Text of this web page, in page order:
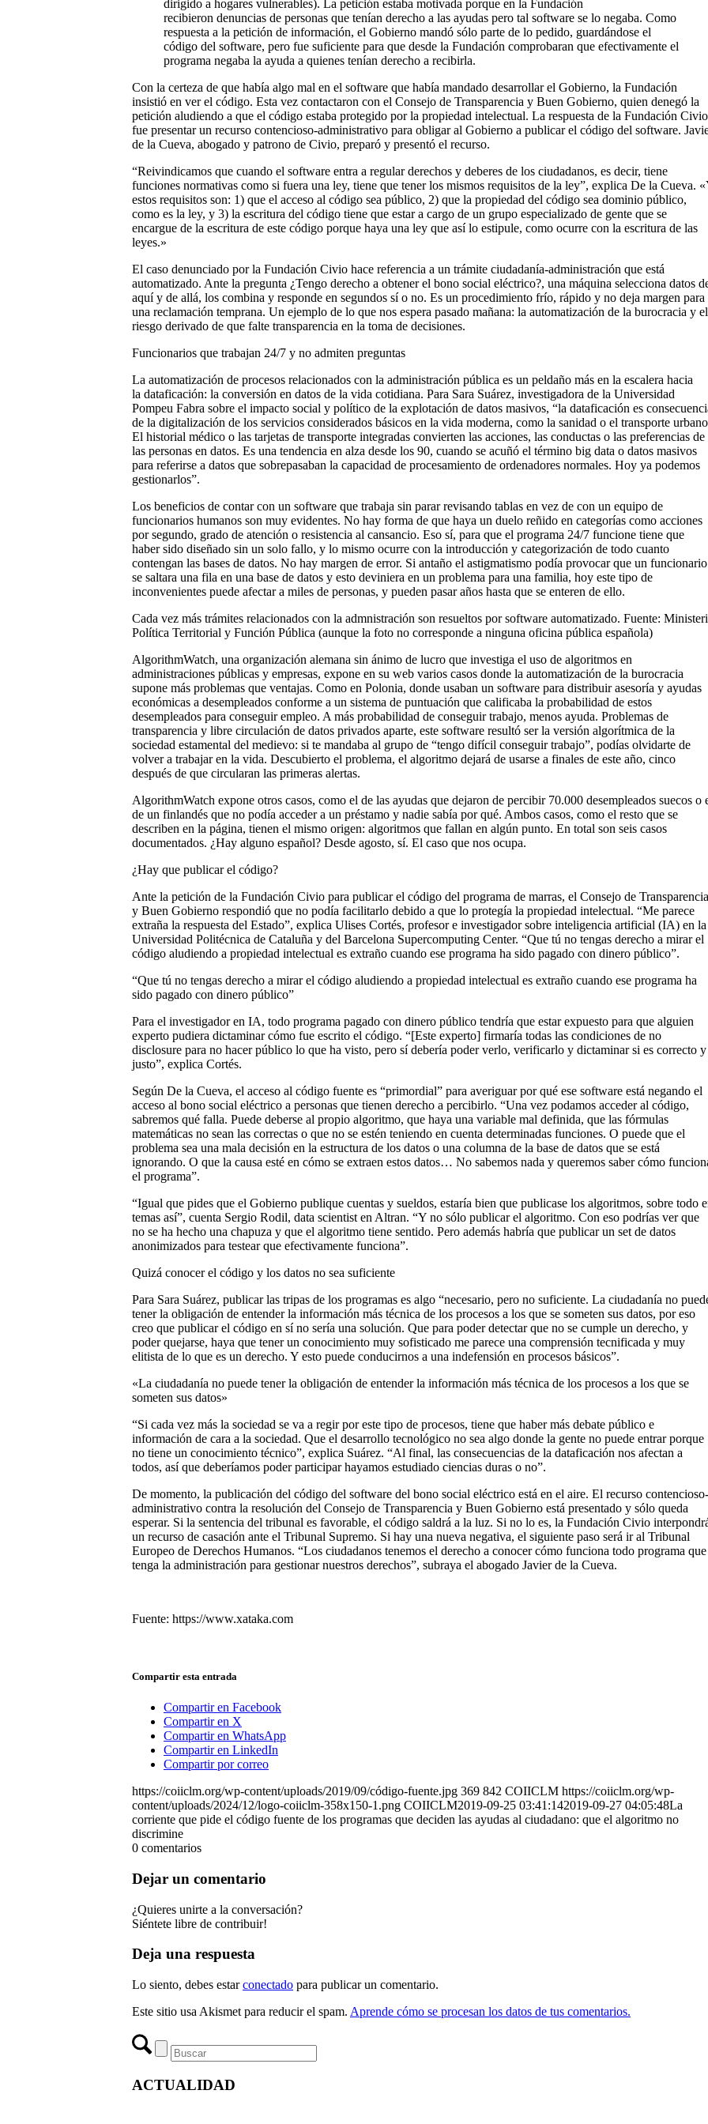
dirigido a hogares vulnerables). La petición estaba motivada porque en la Fundación
recibieron denuncias de personas que tenían derecho a las ayudas pero tal software se lo negaba. Como
respuesta a la petición de información, el Gobierno mandó sólo parte de lo pedido, guardándose el
código del software, pero fue suficiente para que desde la Fundación comprobaran que efectivamente el
programa negaba la ayuda a quienes tenían derecho a recibirla.
Con la certeza de que había algo mal en el software que había mandado desarrollar el Gobierno, la Fundación
insistió en ver el código. Esta vez contactaron con el Consejo de Transparencia y Buen Gobierno, quien denegó la
petición aludiendo a que el código estaba protegido por la propiedad intelectual. La respuesta de la Fundación Civio
fue presentar un recurso contencioso-administrativo para obligar al Gobierno a publicar el código del software.
de la Cueva, abogado y patrono de Civio, preparó y presentó el recurso.
“Reivindicamos que cuando el software entra a regular derechos y deberes de los ciudadanos, es decir, tiene
funciones normativas como si fuera una ley, tiene que tener los mismos requisitos de la ley”, explica De la Cueva.
estos requisitos son: 1) que el acceso al código sea público, 2) que la propiedad del código sea dominio público,
como es la ley, y 3) la escritura del código tiene que estar a cargo de un grupo especializado de gente que se
encargue de la escritura de este código porque haya una ley que así lo estipule, como ocurre con la escritura de las
leyes.»
El caso denunciado por la Fundación Civio hace referencia a un trámite ciudadanía-administración que está
automatizado. Ante la pregunta ¿Tengo derecho a obtener el bono social eléctrico?, una máquina selecciona datos
aquí y de allá, los combina y responde en segundos sí o no. Es un procedimiento frío, rápido y no deja margen para
una reclamación temprana. Un ejemplo de lo que nos espera pasado mañana: la automatización de la burocracia y el
riesgo derivado de que falte transparencia en la toma de decisiones.
Funcionarios que trabajan 24/7 y no admiten preguntas
La automatización de procesos relacionados con la administración pública es un peldaño más en la escalera hacia
la dataficación: la conversión en datos de la vida cotidiana. Para Sara Suárez, investigadora de la Universidad
Pompeu Fabra sobre el impacto social y político de la explotación de datos masivos, “la dataficación es
de la digitalización de los servicios considerados básicos en la vida moderna, como la sanidad o el transporte
El historial médico o las tarjetas de transporte integradas convierten las acciones, las conductas o las preferencias de
las personas en datos. Es una tendencia en alza desde los 90, cuando se acuñó el término big data o datos masivos
para referirse a datos que sobrepasaban la capacidad de procesamiento de ordenadores normales. Hoy ya podemos
gestionarlos”.
Los beneficios de contar con un software que trabaja sin parar revisando tablas en vez de con un equipo de
funcionarios humanos son muy evidentes. No hay forma de que haya un duelo reñido en categorías como acciones
por segundo, grado de atención o resistencia al cansancio. Eso sí, para que el programa 24/7 funcione tiene que
haber sido diseñado sin un solo fallo, y lo mismo ocurre con la introducción y categorización de todo cuanto
contengan las bases de datos. No hay margen de error. Si antaño el astigmatismo podía provocar que un funcionario
se saltara una fila en una base de datos y esto deviniera en un problema para una familia, hoy este tipo de
inconvenientes puede afectar a miles de personas, y pueden pasar años hasta que se enteren de ello.
Cada vez más trámites relacionados con la admnistración son resueltos por software automatizado. Fuente:
Política Territorial y Función Pública (aunque la foto no corresponde a ninguna oficina pública española)
AlgorithmWatch, una organización alemana sin ánimo de lucro que investiga el uso de algoritmos en
administraciones públicas y empresas, expone en su web varios casos donde la automatización de la burocracia
supone más problemas que ventajas. Como en Polonia, donde usaban un software para distribuir asesoría y ayudas
económicas a desempleados conforme a un sistema de puntuación que calificaba la probabilidad de estos
desempleados para conseguir empleo. A más probabilidad de conseguir trabajo, menos ayuda. Problemas de
transparencia y libre circulación de datos privados aparte, este software resultó ser la versión algorítmica de la
sociedad estamental del medievo: si te mandaba al grupo de “tengo difícil conseguir trabajo”, podías olvidarte de
volver a trabajar en la vida. Descubierto el problema, el algoritmo dejará de usarse a finales de este año, cinco
después de que circularan las primeras alertas.
AlgorithmWatch expone otros casos, como el de las ayudas que dejaron de percibir 70.000 desempleados suecos o
de un finlandés que no podía acceder a un préstamo y nadie sabía por qué. Ambos casos, como el resto que se
describen en la página, tienen el mismo origen: algoritmos que fallan en algún punto. En total son seis casos
documentados. ¿Hay alguno español? Desde agosto, sí. El caso que nos ocupa.
¿Hay que publicar el código?
Ante la petición de la Fundación Civio para publicar el código del programa de marras, el Consejo de Transparencia
y Buen Gobierno respondió que no podía facilitarlo debido a que lo protegía la propiedad intelectual. “Me parece
extraña la respuesta del Estado”, explica Ulises Cortés, profesor e investigador sobre inteligencia artificial (IA) en la
Universidad Politécnica de Cataluña y del Barcelona Supercomputing Center. “Que tú no tengas derecho a mirar el
código aludiendo a propiedad intelectual es extraño cuando ese programa ha sido pagado con dinero público”.
“Que tú no tengas derecho a mirar el código aludiendo a propiedad intelectual es extraño cuando ese programa ha
sido pagado con dinero público”
Para el investigador en IA, todo programa pagado con dinero público tendría que estar expuesto para que alguien
experto pudiera dictaminar cómo fue escrito el código. “[Este experto] firmaría todas las condiciones de no
disclosure para no hacer público lo que ha visto, pero sí debería poder verlo, verificarlo y dictaminar si es correcto y
justo”, explica Cortés.
Según De la Cueva, el acceso al código fuente es “primordial” para averiguar por qué ese software está negando el
acceso al bono social eléctrico a personas que tienen derecho a percibirlo. “Una vez podamos acceder al código,
sabremos qué falla. Puede deberse al propio algoritmo, que haya una variable mal definida, que las fórmulas
matemáticas no sean las correctas o que no se estén teniendo en cuenta determinadas funciones. O puede que el
problema sea una mala decisión en la estructura de los datos o una columna de la base de datos que se está
ignorando. O que la causa esté en cómo se extraen estos datos… No sabemos nada y queremos saber cómo
el programa”.
“Igual que pides que el Gobierno publique cuentas y sueldos, estaría bien que publicase los algoritmos, sobre todo
temas así”, cuenta Sergio Rodil, data scientist en Altran. “Y no sólo publicar el algoritmo. Con eso podrías ver que
no se ha hecho una chapuza y que el algoritmo tiene sentido. Pero además habría que publicar un set de datos
anonimizados para testear que efectivamente funciona”.
Quizá conocer el código y los datos no sea suficiente
Para Sara Suárez, publicar las tripas de los programas es algo “necesario, pero no suficiente. La ciudadanía no
tener la obligación de entender la información más técnica de los procesos a los que se someten sus datos, por eso
creo que publicar el código en sí no sería una solución. Que para poder detectar que no se cumple un derecho, y
poder quejarse, haya que tener un conocimiento muy sofisticado me parece una comprensión tecnificada y muy
elitista de lo que es un derecho. Y esto puede conducirnos a una indefensión en procesos básicos”.
«La ciudadanía no puede tener la obligación de entender la información más técnica de los procesos a los que se
someten sus datos»
“Si cada vez más la sociedad se va a regir por este tipo de procesos, tiene que haber más debate público e
información de cara a la sociedad. Que el desarrollo tecnológico no sea algo donde la gente no puede entrar porque
no tiene un conocimiento técnico”, explica Suárez. “Al final, las consecuencias de la dataficación nos afectan a
todos, así que deberíamos poder participar hayamos estudiado ciencias duras o no”.
De momento, la publicación del código del software del bono social eléctrico está en el aire. El recurso contencioso-
administrativo contra la resolución del Consejo de Transparencia y Buen Gobierno está presentado y sólo queda
esperar. Si la sentencia del tribunal es favorable, el código saldrá a la luz. Si no lo es, la Fundación Civio
un recurso de casación ante el Tribunal Supremo. Si hay una nueva negativa, el siguiente paso será ir al Tribunal
Europeo de Derechos Humanos. “Los ciudadanos tenemos el derecho a conocer cómo funciona todo programa que
tenga la administración para gestionar nuestros derechos”, subraya el abogado Javier de la Cueva.
Fuente: https://www.xataka.com
Compartir esta entrada
Compartir en Facebook
Compartir en X
Compartir en WhatsApp
Compartir en LinkedIn
Compartir por correo
https://coiiclm.org/wp-content/uploads/2019/09/código-fuente.jpg 369 842 COIICLM https://coiiclm.org/wp-
content/uploads/2024/12/logo-coiiclm-358x150-1.png COIICLM2019-09-25 03:41:142019-09-27 04:05:48La
corriente que pide el código fuente de los programas que deciden las ayudas al ciudadano: que el algoritmo no
discrimine
0 comentarios
Dejar un comentario
¿Quieres unirte a la conversación?
Siéntete libre de contribuir!
Deja una respuesta
Lo siento, debes estarconectado para publicar un comentario.
Este sitio usa Akismet para reducir el spam. Aprende cómo se procesan los datos de tus comentarios.
ACTUALIDAD